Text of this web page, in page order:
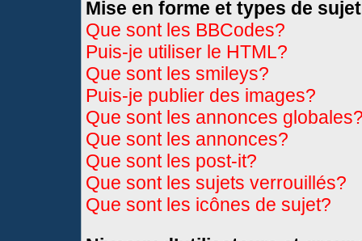
Mise en forme et types de sujet
Que sont les BBCodes?
Puis-je utiliser le HTML?
Que sont les smileys?
Puis-je publier des images?
Que sont les annonces
Que sont les annonces?
Que sont les post-it?
Que sont les sujets verrouillés?
Que sont les icônes de sujet?